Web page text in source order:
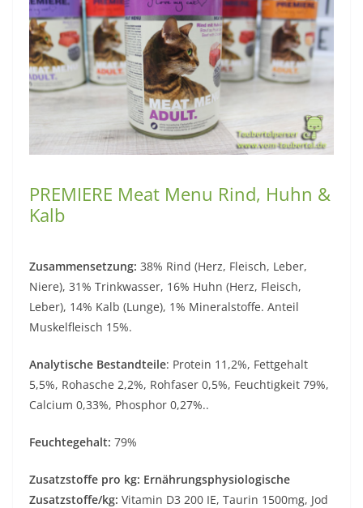
PREMIERE Meat Menu Rind, Huhn &
Kalb
Zusammensetzung: 38% Rind (Herz, Fleisch, Leber,
Niere), 31% Trinkwasser, 16% Huhn (Herz, Fleisch,
Leber), 14% Kalb (Lunge), 1% Mineralstoffe. Anteil
Muskelfleisch 15%.
Analytische Bestandteile: Protein 11,2%, Fettgehalt
5,5%, Rohasche 2,2%, Rohfaser 0,5%, Feuchtigkeit 79%,
Calcium 0,33%, Phosphor 0,27%..
Feuchtegehalt: 79%
Zusatzstoffe pro kg: Ernährungsphysiologische
Zusatzstoffe/kg: Vitamin D3 200 IE, Taurin 1500mg, Jod